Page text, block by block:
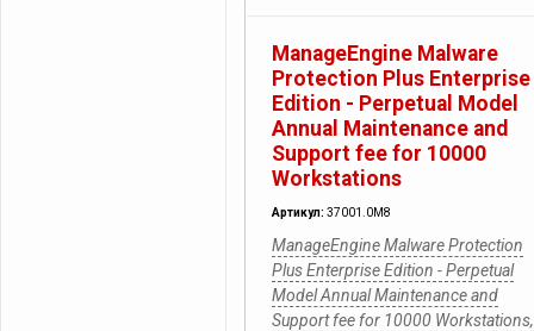
ManageEngine Malware
Protection Plus Enterprise
Edition - Perpetual Model
Annual Maintenance and
Support fee for 10000
Workstations
Артикул: 37001.0M8
ManageEngine Malware Protection
Plus Enterprise Edition - Perpetual
Model Annual Maintenance and
Support fee for 10000 Workstations,